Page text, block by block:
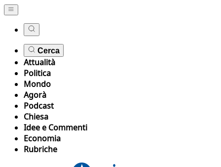
Cerca
Attualità
Politica
Mondo
Agorà
Podcast
Chiesa
Idee e Commenti
Economia
Rubriche